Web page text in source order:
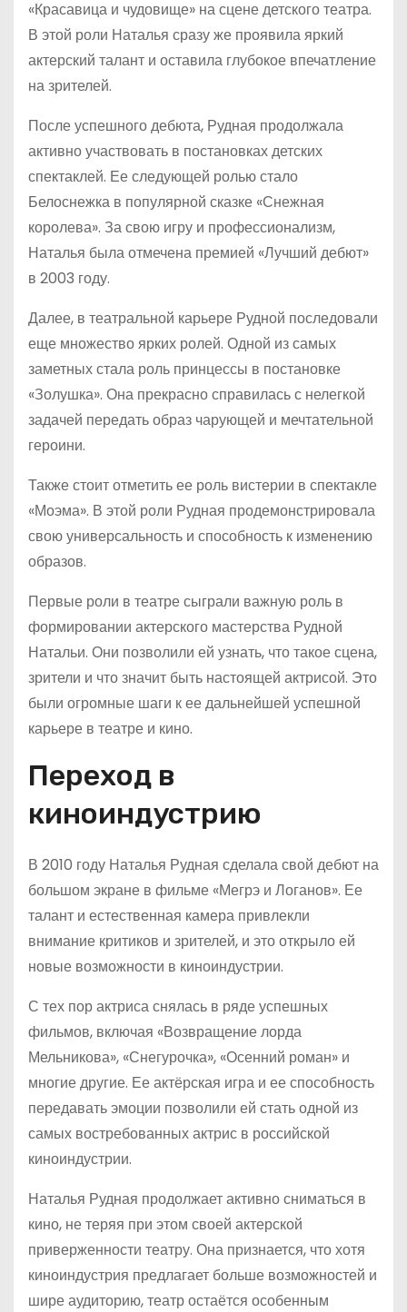
«Красавица и чудовище» на сцене детского театра.
В этой роли Наталья сразу же проявила яркий
актерский талант и оставила глубокое впечатление
на зрителей.
После успешного дебюта, Рудная продолжала
активно участвовать в постановках детских
спектаклей. Ее следующей ролью стало
Белоснежка в популярной сказке «Снежная
королева». За свою игру и профессионализм,
Наталья была отмечена премией «Лучший дебют»
в 2003 году.
Далее, в театральной карьере Рудной последовали
еще множество ярких ролей. Одной из самых
заметных стала роль принцессы в постановке
«Золушка». Она прекрасно справилась с нелегкой
задачей передать образ чарующей и мечтательной
героини.
Также стоит отметить ее роль вистерии в спектакле
«Моэма». В этой роли Рудная продемонстрировала
свою универсальность и способность к изменению
образов.
Первые роли в театре сыграли важную роль в
формировании актерского мастерства Рудной
Натальи. Они позволили ей узнать, что такое сцена,
зрители и что значит быть настоящей актрисой. Это
были огромные шаги к ее дальнейшей успешной
карьере в театре и кино.
Переход в
киноиндустрию
В 2010 году Наталья Рудная сделала свой дебют на
большом экране в фильме «Мегрэ и Логанов». Ее
талант и естественная камера привлекли
внимание критиков и зрителей, и это открыло ей
новые возможности в киноиндустрии.
С тех пор актриса снялась в ряде успешных
фильмов, включая «Возвращение лорда
Мельникова», «Снегурочка», «Осенний роман» и
многие другие. Ее актёрская игра и ее способность
передавать эмоции позволили ей стать одной из
самых востребованных актрис в российской
киноиндустрии.
Наталья Рудная продолжает активно сниматься в
кино, не теряя при этом своей актерской
приверженности театру. Она признается, что хотя
киноиндустрия предлагает больше возможностей и
шире аудиторию, театр остаётся особенным